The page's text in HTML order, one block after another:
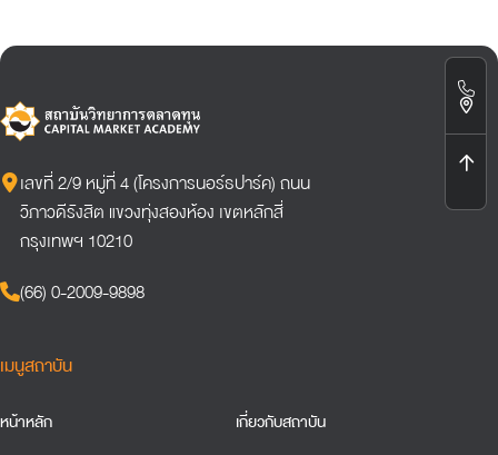
เลขที่ 2/9 หมู่ที่ 4 (โครงการนอร์ธปาร์ค) ถนน
วิภาวดีรังสิต แขวงทุ่งสองห้อง เขตหลักสี่
กรุงเทพฯ 10210
(66) 0-2009-9898
เมนูสถาบัน
หน้าหลัก
เกี่ยวกับสถาบัน